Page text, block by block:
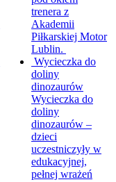
trenera z
Akademii
Piłkarskiej Motor
Lublin.
Wycieczka do
doliny
dinozaurów
Wycieczka do
doliny
dinozaurów –
dzieci
uczestniczyły w
edukacyjnej,
pełnej wrażeń